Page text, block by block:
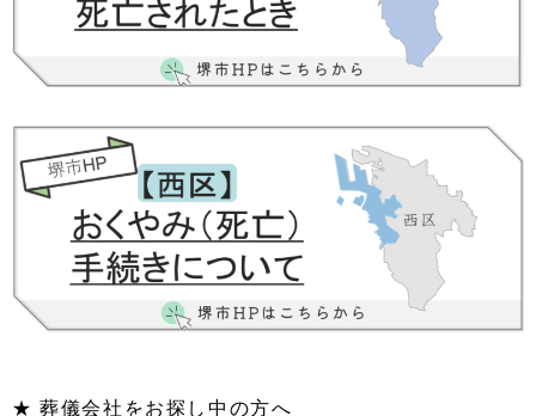
★ 葬儀会社をお探し中の方へ